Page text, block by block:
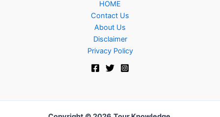
HOME
Contact Us
About Us
Disclaimer
Privacy Policy